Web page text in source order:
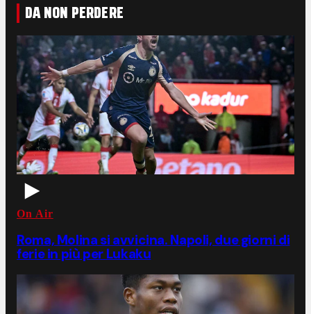
DA NON PERDERE
On Air
Roma, Molina si avvicina. Napoli, due giorni di
ferie in più per Lukaku